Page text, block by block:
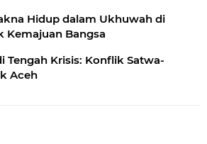
Hidup dalam Ukhuwah di
Kemajuan Bangsa
Tengah Krisis: Konflik Satwa-
Aceh